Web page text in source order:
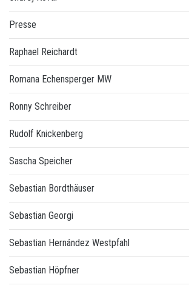
Presse
Raphael Reichardt
Romana Echensperger MW
Ronny Schreiber
Rudolf Knickenberg
Sascha Speicher
Sebastian Bordthäuser
Sebastian Georgi
Sebastian Hernández Westpfahl
Sebastian Höpfner